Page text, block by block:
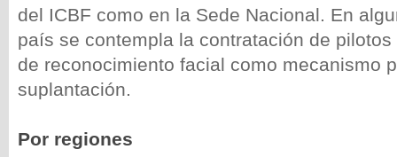
del ICBF como en la Sede Nacional. En
país se contempla la contratación de
de reconocimiento facial como mecanismo
suplantación.
Por regiones